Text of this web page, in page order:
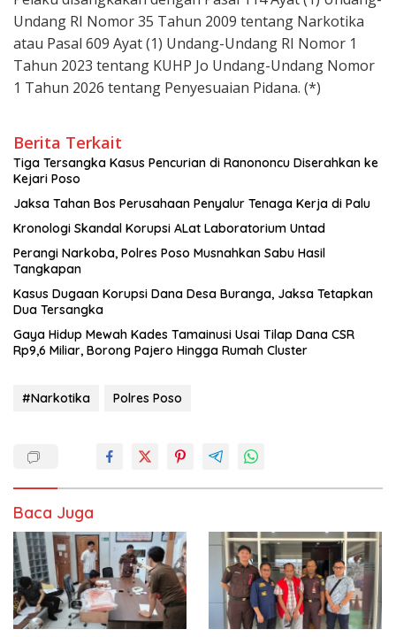
Undang RI Nomor 35 Tahun 2009 tentang Narkotika
atau Pasal 609 Ayat (1) Undang-Undang RI Nomor 1
Tahun 2023 tentang KUHP Jo Undang-Undang Nomor
1 Tahun 2026 tentang Penyesuaian Pidana. (*)
Berita Terkait
Tiga Tersangka Kasus Pencurian di Ranononcu Diserahkan ke
Kejari Poso
Jaksa Tahan Bos Perusahaan Penyalur Tenaga Kerja di Palu
Kronologi Skandal Korupsi ALat Laboratorium Untad
Perangi Narkoba, Polres Poso Musnahkan Sabu Hasil
Tangkapan
Kasus Dugaan Korupsi Dana Desa Buranga, Jaksa Tetapkan
Dua Tersangka
Gaya Hidup Mewah Kades Tamainusi Usai Tilap Dana CSR
Rp9,6 Miliar, Borong Pajero Hingga Rumah Cluster
#Narkotika Polres Poso
Baca Juga